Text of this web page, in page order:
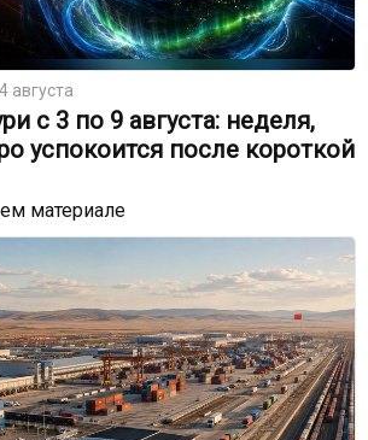
августа
с 3 по 9 августа: неделя,
успокоится после короткой
материале